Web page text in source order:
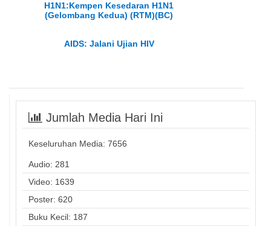
H1N1:Kempen Kesedaran H1N1
(Gelombang Kedua) (RTM)(BC)
AIDS: Jalani Ujian HIV
Jumlah Media Hari Ini
Keseluruhan Media: 7656
Audio: 281
Video: 1639
Poster: 620
Buku Kecil: 187